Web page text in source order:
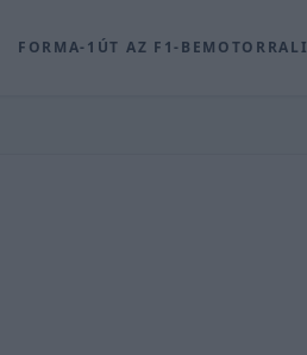
FORMA-1 ÚT AZ F1-BEMOTORRALI